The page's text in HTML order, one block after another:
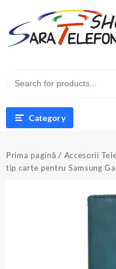
content
Category
Prima pagină / Accesorii
tip carte pentru Samsung